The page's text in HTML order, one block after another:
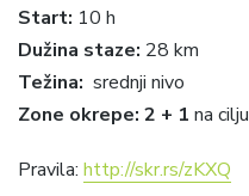
Start: 10 h
Dužina staze: 28 km
Težina: srednji nivo
Zone okrepe: 2 + 1 na cilju
Pravila: http://skr.rs/zKXQ